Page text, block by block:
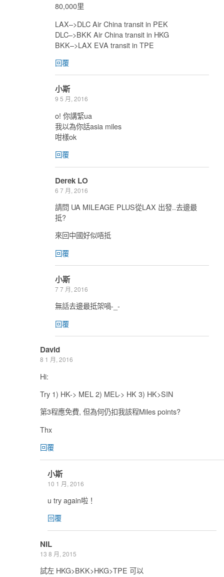
80,000里
LAX–>DLC Air China transit in PEK
DLC–>BKK Air China transit in HKG
BKK–>LAX EVA transit in TPE
回覆
小斯
9 5 月, 2016
o! 你講緊ua
我以為你話asia miles
咁樣ok
回覆
Derek LO
6 7 月, 2016
請問 UA MILEAGE PLUS從LAX 出發..去邊最
抵?
來回中國好似唔抵
回覆
小斯
7 7 月, 2016
無話去邊最抵架喎-_-
回覆
David
8 1 月, 2016
Hi:
Try 1) HK-> MEL 2) MEL-> HK 3) HK>SIN
第3程應免費, 但為何仍扣我該程Miles points?
Thx
回覆
小斯
10 1 月, 2016
u try again啦！
回覆
NIL
13 8 月, 2015
試左 HKG>BKK>HKG>TPE 可以